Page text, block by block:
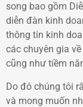
song bao gồm
diễn đàn kinh
thông tin kinh
các chuyên gia
cũng như tiềm
Do đó chúng tôi
và mong muốn